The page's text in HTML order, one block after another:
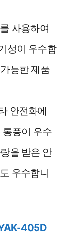
사용하여
성이 우수합
능한 제품
안전화에
통풍이 우수
을 받은 안
우수합니
405D